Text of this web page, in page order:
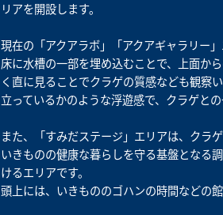
リアを開設します。
現在の「アクアラボ」「アクアギャラリー
床に水槽の一部を埋め込むことで、上面か
く直に見ることでクラゲの質感なども観察
立っているかのような浮遊感で、クラゲと
また、「すみだステージ」エリアは、クラ
いきものの健康な暮らしを守る基盤となる
けるエリアです。
頭上には、いきもののゴハンの時間などの